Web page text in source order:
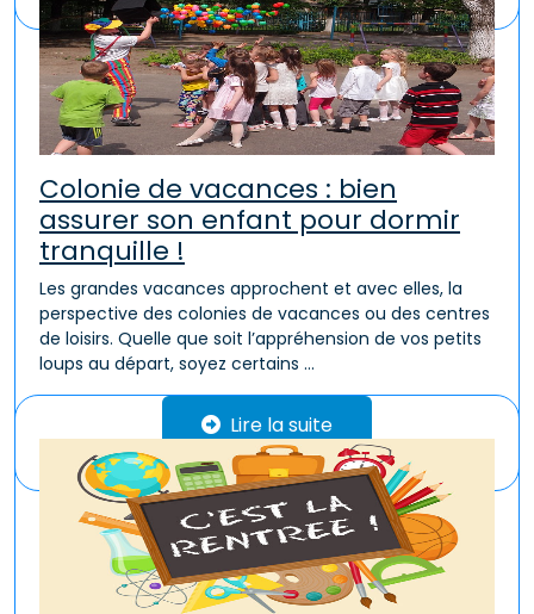
Colonie de vacances : bien
assurer son enfant pour dormir
tranquille !
Les grandes vacances approchent et avec elles, la
perspective des colonies de vacances ou des centres
de loisirs. Quelle que soit l’appréhension de vos petits
loups au départ, soyez certains ...
Lire la suite